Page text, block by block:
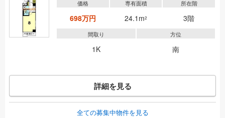
価格
698万円
専有面積
24.1m2
所在階
3階
間取り
1K
方位
南
詳細を見る
全ての募集中物件を見る